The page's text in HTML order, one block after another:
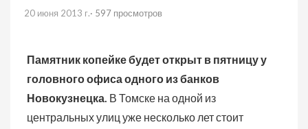
20 июня 2013 г.· 597 просмотров
Памятник копейке будет открыт в пятницу у
головного офиса одного из банков
Новокузнецка. В Томске на одной из
центральных улиц уже несколько лет стоит